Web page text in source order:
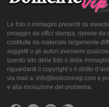
Le foto o immagini presenti su
omaggio da uffici stampa, riprese da
costituite da materiale largamente
soggetti o gli autori avessero
questo sito delle foto o delle
riguardanti il copyright o il diritto
via mail a: info@bollicinevip.com e
e alla risoluzione del problema.